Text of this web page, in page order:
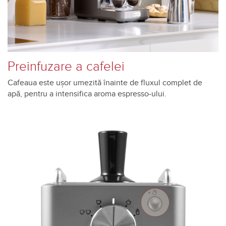
Preinfuzare a cafelei
Cafeaua este ușor umezită înainte de fluxul complet de
apă, pentru a intensifica aroma espresso-ului.